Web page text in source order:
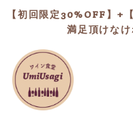
【初回限定30%OFF】
満足頂けなけ